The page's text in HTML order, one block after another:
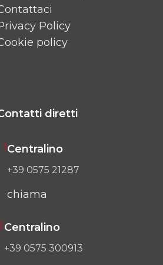
Policy
policy
diretti
1Centralino
+39 0575 21287
chiama
Centralino
+39 0575 300913